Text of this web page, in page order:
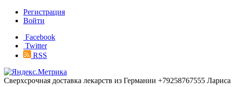
Регистрация
Войти
Facebook
Twitter
RSS
Сверхсрочная доставка лекарств из Германии +79258767555 Лариса